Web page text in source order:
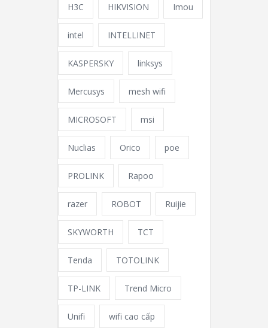
H3C HIKVISION Imou
intel INTELLINET
KASPERSKY linksys
Mercusys mesh wifi
MICROSOFT msi
Nuclias Orico poe
PROLINK Rapoo
razer ROBOT Ruijie
SKYWORTH TCT
Tenda TOTOLINK
TP-LINK Trend Micro
Unifi wifi cao cấp